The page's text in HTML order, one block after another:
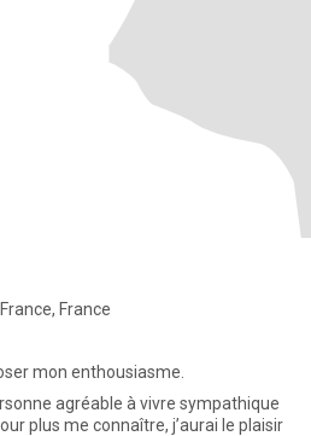
France
mon enthousiasme.
agréable à vivre sympathique
plus me connaître, j’aurai le plaisir